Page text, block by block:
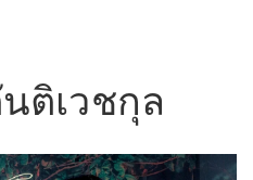
ติเวชกุล